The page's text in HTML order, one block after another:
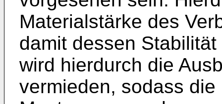
Materialstärke des
damit dessen
wird hierdurch die
vermieden, sodass